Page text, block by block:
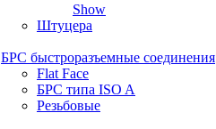
Show
Штуцера
БРС быстроразъемные соединения
Flat Face
БРС типа ISO A
Резьбовые